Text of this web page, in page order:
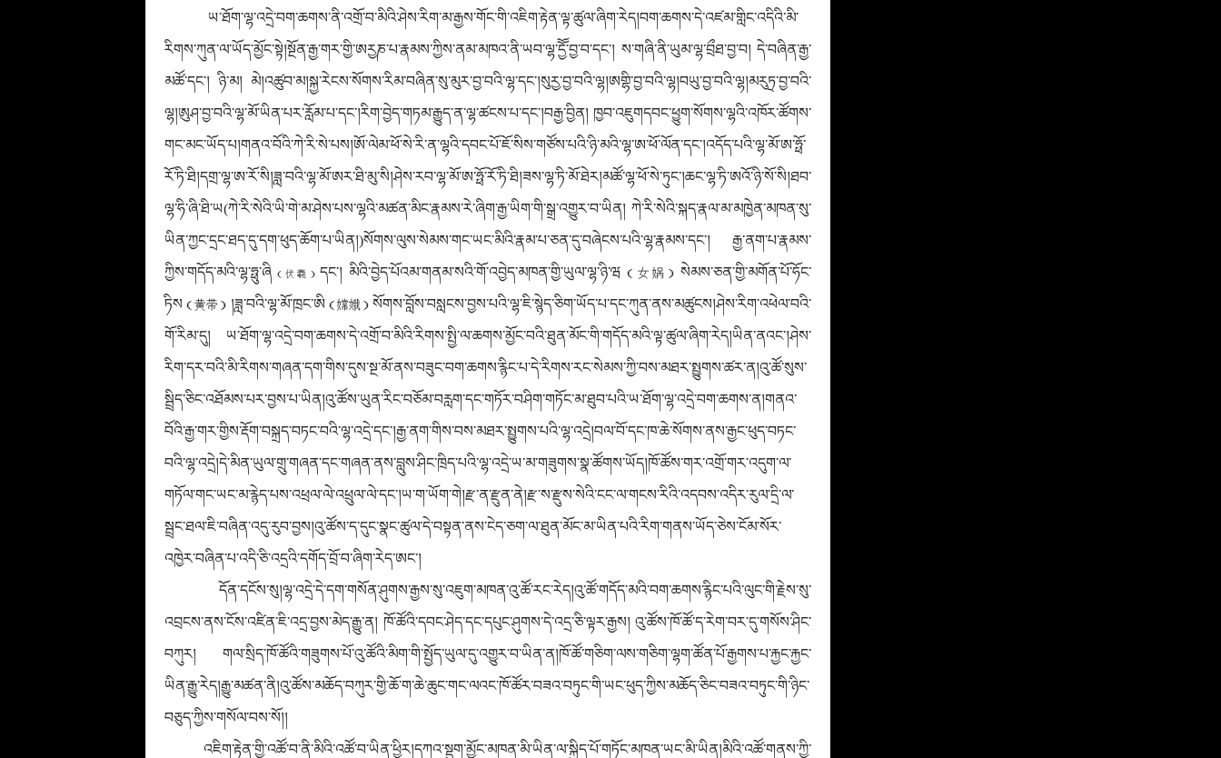
ཡ་ཐོག་ལྷ་འདྲེ་བག་ཆགས་ནི་འགྲོ་བ་མིའི་ཤེས་རིག་མ་རྒྱས་གོང་གི་འཇིག་རྟེན་ལྟ་ཚུལ་ཞིག་རེད།བག་ཆགས་དེ་འཛམ་གླིང་འདིའི་མི་
རིགས་ཀུན་ལ་ཡོད་མྱོང་སྟེ།སྔོན་རྒྱ་གར་གྱི་ཨརྱཎ་པ་རྣམས་ཀྱིས་ནམ་མཁའ་ནི་ཡབ་ལྷ་དྱོོ་བྱ་བ་དང་། ས་གཞི་ནི་ཡུམ་ལྷ་བྲྀཐ་བྱ་བ། དེ་བཞིན་རྒྱ་
མཚོ་དང་། ཉི་མ། མེ།འཚུབ་མ།སྐྱ་རེངས་སོགས་རིམ་བཞིན་སུ་མུར་བྱ་བའི་ལྷ་དང་།སུརྱ་བྱ་བའི་ལྷ།ཨགྷི་བྱ་བའི་ལྷ།བཡུ་བྱ་བའི་ལྷ།མརུཏྲ་བྱ་བའི་
ལྷ།ཨུཤ་བྱ་བའི་ལྷ་མོ་ཡིན་པར་རློམ་པ་དང་།རིག་བྱེད་གཏམ་རྒྱུད་ན་ལྷ་ཚངས་པ་དང་།བརྒྱ་བྱིན། ཁྱབ་འཇུགདབང་ཕྱུག་སོགས་ལྷའི་འཁོར་ཚོགས་
གང་མང་ཡོད་པ།གནའ་བོའི་ཀེ་རི་སེ་པས།ཨོ་ལེམ་ཕོ་སེ་རི་ན་ལྷའི་དབང་པོ་ཇོ་སིས་གཙོས་པའི་ཉི་མའི་ལྷ་ཨ་ཕོ་ལོན་དང་།འདོད་པའི་ལྷ་མོ་ཨ་ཧྥོ་
རོ་ཏི་ཐི།དགྲ་ལྷ་ཨ་རོ་སི།ཟླ་བའི་ལྷ་མོ་ཨར་ཐི་མུ་སི།ཤེས་རབ་ལྷ་མོ་ཨ་ཧྥོ་རོ་ཏི་ཐི།ཟས་ལྷ་ཏི་མོ་ཐེར།མཚོ་ལྷ་ཕོ་སེ་ཏུང་།ཆང་ལྷ་ཏི་ཨའོ་ཉི་སོ་སི།ཐབ་
ལྷ་ཧི་ཞི་ཐི་ཡ(ཀེ་རི་སེའི་ཡི་གེ་མ་ཤེས་པས་ལྷའི་མཚན་མིང་རྣམས་རེ་ཞིག་རྒྱ་ཡིག་གི་སྒྲ་འགྱུར་བ་ཡིན། ཀེ་རི་སེའི་སྐད་རྣལ་མ་མཁྱེན་མཁན་སུ་
ཡིན་ཀྱང་དྲང་ཐད་དུ་དག་ཕུད་ཆོག་པ་ཡིན།)སོགས་ལུས་སེམས་གང་ཡང་མིའི་རྣམ་པ་ཅན་དུ་བཞེངས་པའི་ལྷ་རྣམས་དང་། རྒྱ་ནག་པ་རྣམས་
ཀྱིས་གདོད་མའི་ལྷ་ཧྥུ་ཞི （伏羲）དང་། མིའི་བྱེད་པོའམ་གནམ་སའི་གོ་འབྱེད་མཁན་གྱི་ཡུལ་ལྷ་ཉི་ཝ （女娲）སེམས་ཅན་གྱི་མགོན་པོ་ཧོང་
ཏིས （黄带） །ཟླ་བའི་ལྷ་མོ་ཁྲང་ཨི （嫦娥） སོགས་བློས་བསླངས་བྱས་པའི་ལྷ་ཇི་སྙེད་ཅིག་ཡོད་པ་དང་ཀུན་ནས་མཚུངས།ཤེས་རིག་འཕེལ་བའི་
གོ་རིམ་དུ། ཡ་ཐོག་ལྷ་འདྲེ་བག་ཆགས་དེ་འགྲོ་བ་མིའི་རིགས་སྤྱི་ལ་ཆགས་མྱོང་བའི་ཐུན་མོང་གི་གདོད་མའི་ལྟ་ཚུལ་ཞིག་རེད།ཡིན་ནའང་།ཤེས་
རིག་དར་བའི་མི་རིགས་གཞན་དག་གིས་དུས་སྔ་མོ་ནས་བཟུང་བག་ཆགས་རྙིང་པ་དེ་རིགས་རང་སེམས་ཀྱི་བས་མཐར་སྤྱུགས་ཚར་ན།འུ་ཚོ་སུས་
སྦྲིད་ཅིང་འཐོམས་པར་བྱས་པ་ཡིན།འུ་ཚོས་ཡུན་རིང་བཅོམ་བརླག་དང་གཏོར་བཤིག་གཏོང་མ་ཐུབ་པའི་ཡ་ཐོག་ལྷ་འདྲེ་བག་ཆགས་ན།གནའ་
བོའི་རྒྱ་གར་གྱིས་རྡོག་བསྐྲད་བཏང་བའི་ལྷ་འདྲེ་དང་།རྒྱ་ནག་གིས་བས་མཐར་སྤྱུགས་པའི་ལྷ་འདྲེ།བལ་བོ་དང་ཁ་ཆེ་སོགས་ནས་རྒྱང་ཕུད་བཏང་
བའི་ལྷ་འདྲེ།དེ་མིན་ཡུལ་གྲུ་གཞན་དང་གཞན་ནས་བླུས་ཤིང་ཁྲིད་པའི་ལྷ་འདྲེ་ཡ་མ་གཟུགས་སྣ་ཚོགས་ཡོད།ཁོ་ཚོས་གར་འགྲོ་གར་འདུག་ལ་
གཏོལ་གང་ཡང་མ་རྙེད་པས་འཕྲལ་ལེ་འཕྲུལ་ལེ་དང་།ཡ་ག་ཡོག་གེ།རྫ་ན་རྫུན་ནེ།རྫ་ས་རྫུས་སེའི་ངང་ལ་གངས་རིའི་འདབས་འདིར་རུལ་དྲི་ལ་
སྦྲང་ཐལ་ཇི་བཞིན་འདུ་རུབ་བྱས།འུ་ཚོས་ད་དུང་སྣང་ཚུལ་དེ་བསྟན་ནས་ངེད་ཅག་ལ་ཐུན་མོང་མ་ཡིན་པའི་རིག་གནས་ཡོད་ཅེས་ངོམ་སོར་
འཁྱེར་བཞིན་པ་འདི་ཅི་འདྲའི་དགོད་བྲོ་བ་ཞིག་རེད་ཨང་།
དོན་དངོས་སུ།ལྷ་འདྲེ་དེ་དག་གསོན་ཤུགས་རྒྱས་སུ་འཇུག་མཁན་འུ་ཚོ་རང་རེད།འུ་ཚོ་གདོད་མའི་བག་ཆགས་རྙིང་པའི་ལུང་གི་རྗེས་སུ་
འབྲངས་ནས་ངོས་འཛིན་ཇི་འདྲ་བྱས་མེད་རྒྱུ་ན། ཁོ་ཚོའི་དབང་ཤེད་དང་དཔུང་ཤུགས་དེ་འདྲ་ཅི་ལྟར་རྒྱས། འུ་ཚོས་ཁོ་ཚོ་ད་རེག་བར་དུ་གསོས་ཤིང་
བཀུར། གལ་སྲིད་ཁོ་ཚོའི་གཟུགས་པོ་འུ་ཚོའི་མིག་གི་སྤྱོད་ཡུལ་དུ་འགྱུར་བ་ཡིན་ན།ཁོ་ཚོ་གཅིག་ལས་གཅིག་ལྷག་ཚོན་པོ་རྒྱགས་པ་རྐྱང་རྐྱང་
ཡིན་རྒྱུ་རེད།རྒྱུ་མཚན་ནི།འུ་ཚོས་མཆོད་བཀུར་གྱི་ཆོ་ག་ཆེ་ཆུང་གང་ལའང་ཁོ་ཚོར་བཟའ་བཏུང་གི་ཡང་ཕུད་ཀྱིས་མཆོད་ཅིང་བཟའ་བཏུང་གི་ཉིང་
བཅུད་ཀྱིས་གསོལ་བས་སོ།།
འཇིག་རྟེན་གྱི་འཚོ་བ་ནི་མིའི་འཚོ་བ་ཡིན་ཕྱིར།དཀའ་སྡུག་མྱོང་མཁན་མི་ཡིན་ལ་སྐྱིད་པོ་གཏོང་མཁན་ཡང་མི་ཡིན།མིའི་འཚོ་གནས་ཀྱི་